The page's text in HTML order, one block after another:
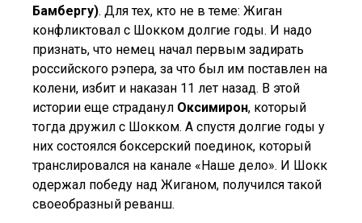
Бамбергу). Для тех, кто не в теме: Жиган
конфликтовал с Шокком долгие годы. И надо
признать, что немец начал первым задирать
российского рэпера, за что был им поставлен на
колени, избит и наказан 11 лет назад. В этой
истории еще страданул Оксимирон, который
тогда дружил с Шокком. А спустя долгие годы у
них состоялся боксерский поединок, который
транслировался на канале «Наше дело». И Шокк
одержал победу над Жиганом, получился такой
своеобразный реванш.